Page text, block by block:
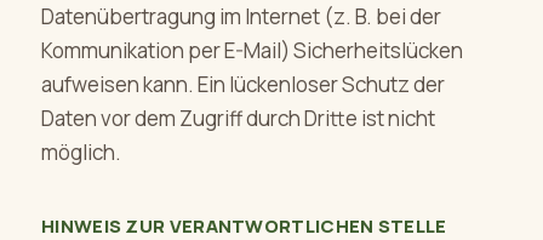
Datenübertragung im Internet (z. B. bei der
Kommunikation per E-Mail) Sicherheitslücken
aufweisen kann. Ein lückenloser Schutz der
Daten vor dem Zugriff durch Dritte ist nicht
möglich.
HINWEIS ZUR VERANTWORTLICHEN STELLE